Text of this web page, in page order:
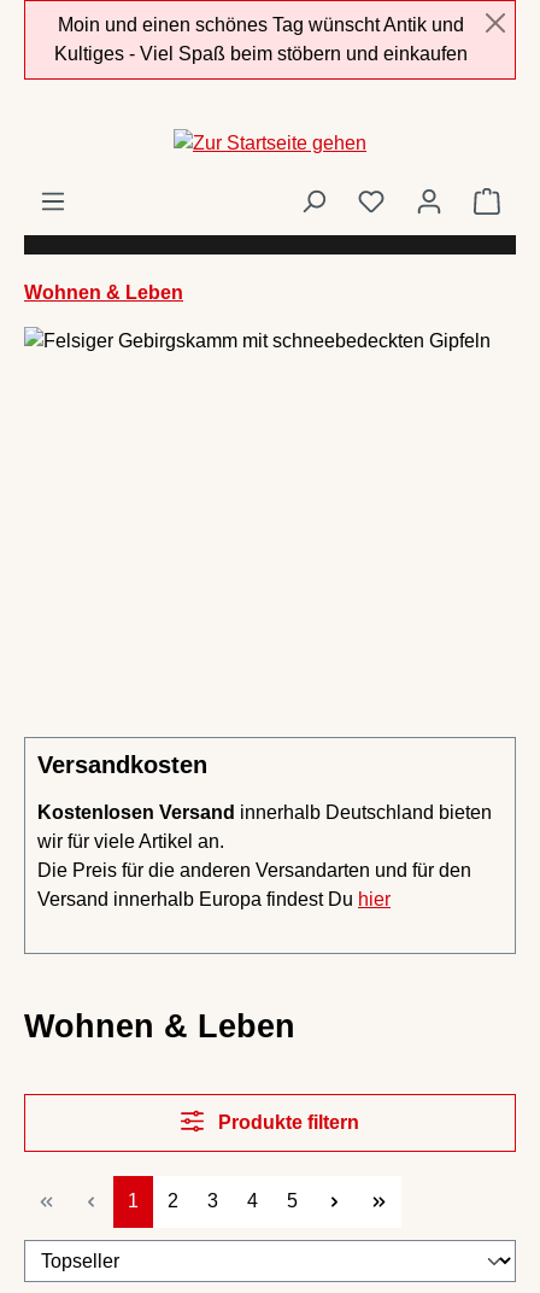
Zum Hauptinhalt springen
Moin und einen schönes Tag wünscht Antik und
Kultiges - Viel Spaß beim stöbern und einkaufen
Wohnen & Leben
Versandkosten
Kostenlosen Versand innerhalb Deutschland bieten
wir für viele Artikel an.
Die Preis für die anderen Versandarten und für den
Versand innerhalb Europa findest Du hier
Wohnen & Leben
Produkte filtern
Seite
1 Seite
2 Seite
3 Seite
4 Seite
5